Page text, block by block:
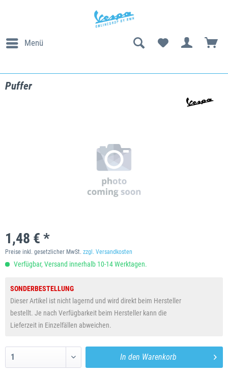
Menü
Puffer
1,48 € *
Preise inkl. gesetzlicher MwSt. zzgl. Versandkosten
Verfügbar, Versand innerhalb 10-14 Werktagen.
SONDERBESTELLUNG
Dieser Artikel ist nicht lagernd und wird direkt beim Hersteller
bestellt. Je nach Verfügbarkeit beim Hersteller kann die
Lieferzeit in Einzelfällen abweichen.
In den Warenkorb